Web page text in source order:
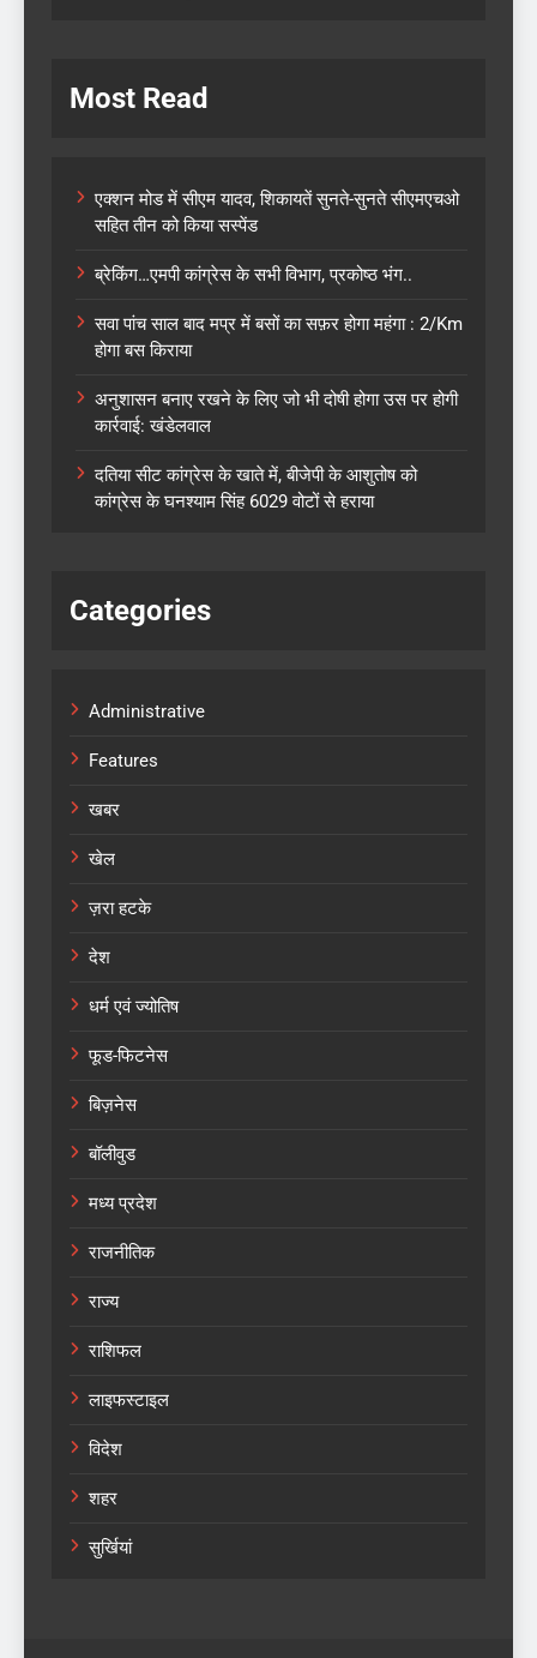
Most Read
एक्शन मोड में सीएम यादव, शिकायतें सुनते-सुनते सीएमएचओ
सहित तीन को किया सस्पेंड
ब्रेकिंग…एमपी कांग्रेस के सभी विभाग, प्रकोष्ठ भंग..
सवा पांच साल बाद मप्र में बसों का सफ़र होगा महंगा : 2/Km
होगा बस किराया
अनुशासन बनाए रखने के लिए जो भी दोषी होगा उस पर होगी
कार्रवाई: खंडेलवाल
दतिया सीट कांग्रेस के खाते में, बीजेपी के आशुतोष को
कांग्रेस के घनश्याम सिंह 6029 वोटों से हराया
Categories
Administrative
Features
खबर
खेल
ज़रा हटके
देश
धर्म एवं ज्योतिष
फूड-फिटनेस
बिज़नेस
बॉलीवुड
मध्य प्रदेश
राजनीतिक
राज्य
राशिफल
लाइफस्टाइल
विदेश
शहर
सुर्खियां